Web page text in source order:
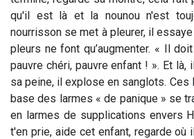
qu'il est là et la nounou n'est
nourrisson se met à pleurer, il
pleurs ne font qu’augmenter. « Il
pauvre chéri, pauvre enfant ! ». Et là,
sa peine, il explose en sanglots. Ces
base des larmes « de panique » se
en larmes de supplications envers
t'en prie, aide cet enfant, regarde où